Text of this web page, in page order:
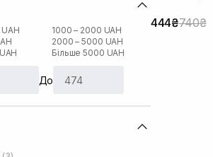
Gorgeous
1000 – 2000 UAH
2000 – 5000 UAH
Більше 5000 UAH
До
444₴740₴